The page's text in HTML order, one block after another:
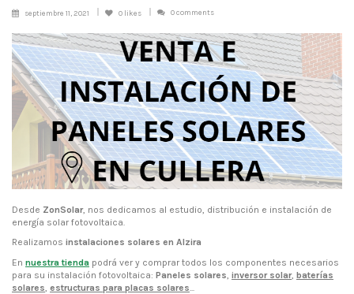
septiembre 11, 2021 0 likes 0 comments
Desde ZonSolar, nos dedicamos al estudio, distribución e instalación de
energía solar fotovoltaica.
Realizamos instalaciones solares en Alzira
En nuestra tienda podrá ver y comprar todos los componentes necesarios
para su instalación fotovoltaica: Paneles solares inversor solar, baterías
solares estructuras para placas solares